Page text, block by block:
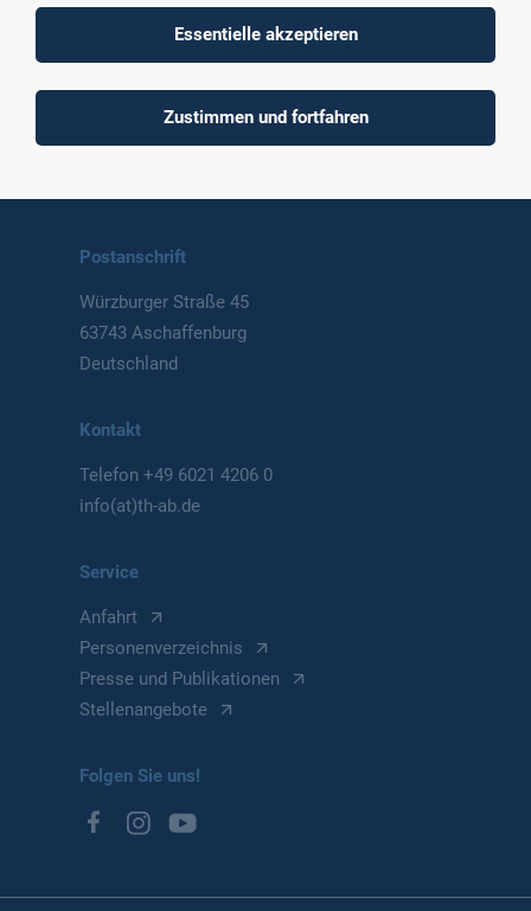
Technische Hochschule
Aschaffenburg
Postanschrift
Würzburger Straße 45
63743 Aschaffenburg
Deutschland
Kontakt
Telefon+49 6021 4206 0
info(at)th-ab.de
Service
Anfahrt
Personenverzeichnis
Presse und Publikationen
Stellenangebote
Folgen Sie uns!
Essentielle akzeptieren
Zustimmen und fortfahren